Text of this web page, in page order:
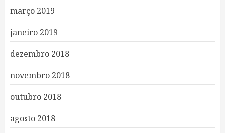
março 2019
janeiro 2019
dezembro 2018
novembro 2018
outubro 2018
agosto 2018